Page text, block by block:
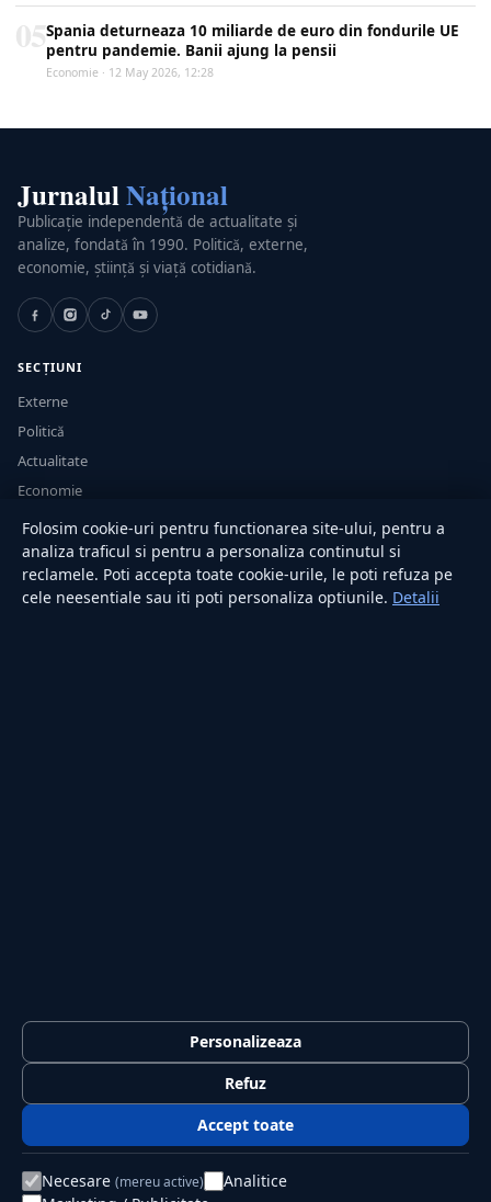
Spania deturneaza 10 miliarde de euro din fondurile UE
pentru pandemie. Banii ajung la pensii
Economie · 12 May 2026, 12:28
JurnalulNațional
Publicație independentă de actualitate și
analize, fondată în 1990. Politică, externe,
economie, știință și viață cotidiană.
SECȚIUNI
Externe
Politică
Actualitate
Economie
Sănătate
Utile
RUBRICI
Confidențialitate
Politica de cookies
Folosim cookie-uri pentru functionarea site-ului, pentru a
analiza traficul si pentru a personaliza continutul si
reclamele. Poti accepta toate cookie-urile, le poti refuza pe
cele neesentiale sau iti poti personaliza optiunile. Detalii
Personalizeaza
Refuz
Accept toate
Necesare (mereu active)
Analitice